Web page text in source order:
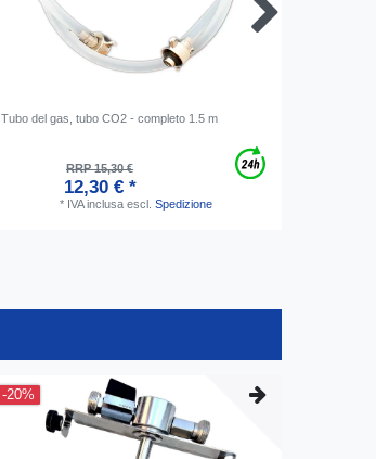
Tubo del gas, tubo CO2 - completo 1.5 m
RRP 15,30 €
12,30 € *
* IVA inclusaescl. Spedizione
-20%